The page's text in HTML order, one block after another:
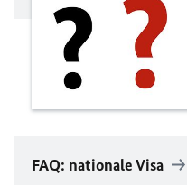
FAQ: nationale Visa